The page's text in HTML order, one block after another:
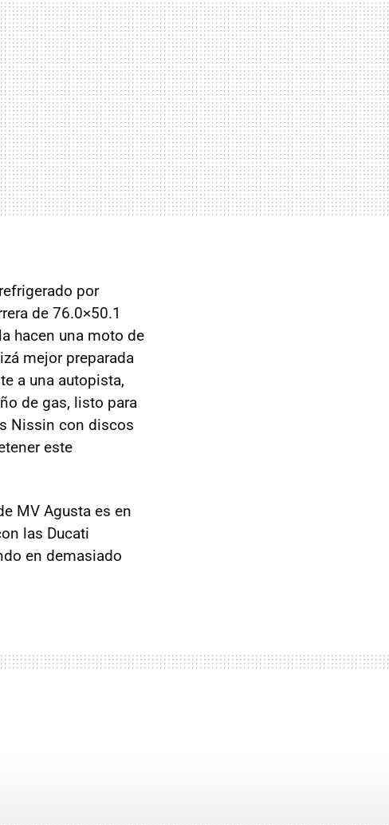
por
de 76.0×50.1
hacen una moto de
mejor preparada
a una autopista,
de gas, listo para
Nissin con discos
este
MV Agusta es en
las Ducati
en demasiado